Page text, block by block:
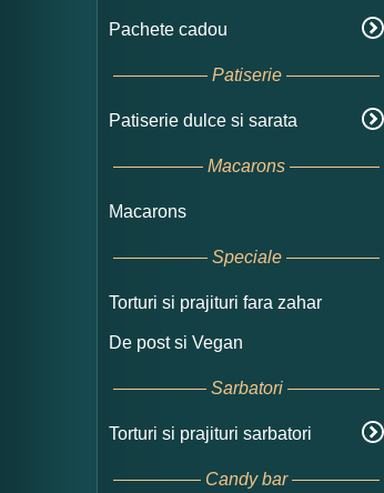
Pachete cadou
Patiserie
Patiserie dulce si sarata
Macarons
Macarons
Speciale
Torturi si prajituri fara zahar
De post si Vegan
Sarbatori
Torturi si prajituri sarbatori
Candy bar